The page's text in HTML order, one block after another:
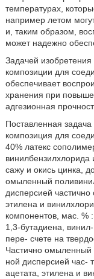
температурах,
например летом
и, таким образом,
может надежно
Задачей изобретения
композиции для
обеспечивает
хранения при
адгезионная
Поставленная задача
композиция для
40% латекс
винилбензилхлорида
сажу и окись цинка,
омыленный
дисперсией
этилена и
компонентов, мас. %
1,3-бутадиена,
пере- счете на
Частично омыленный
ной дисперсией час-
ацетата, этилена и